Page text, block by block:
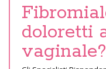
doloretti
vaginale?